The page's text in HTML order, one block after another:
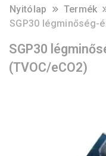
Nyitólap Termék
SGP30 légminőség-
SGP30
(TVOC/eCO2)